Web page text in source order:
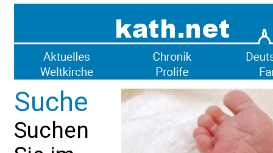
Suche
Suchen